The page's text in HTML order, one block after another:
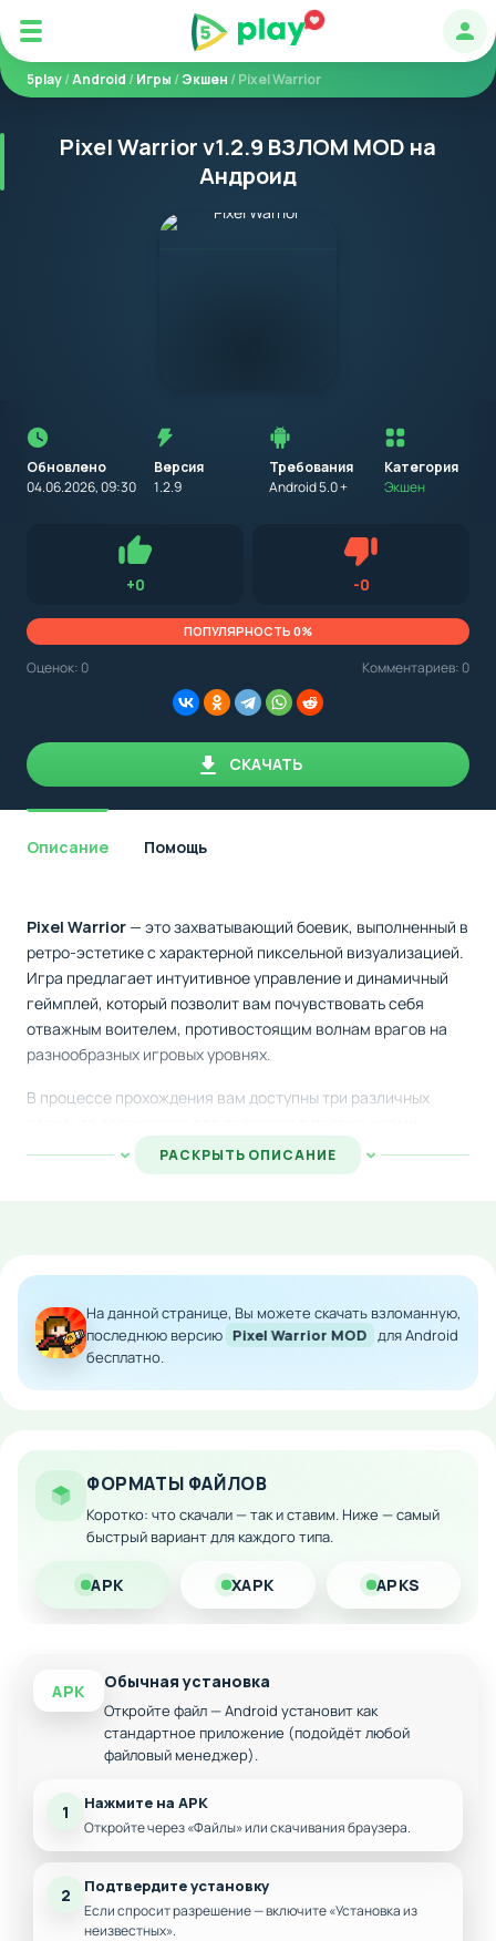
5play/Android /Игры /Экшен / Pixel Warrior
Pixel Warrior v1.2.9 ВЗЛОМ MOD на
Андроид
Обновлено
04.06.2026, 09:30
Версия
1.2.9
Требования
Android 5.0 +
установкой
приложения
на
устройство
с
указываем
минимальные
необходимые
Категория
Экшен
обращать внимание на установленную версию Android
OS. Мы указываем минимально необходимую версию для
+0Нравится -0Не нравится
ПОПУЛЯРНОСТЬ 0%
Оценок: 0 Комментариев: 0
СКАЧАТЬ
Описание Помощь
Pixel Warrior— это захватывающий боевик, выполненный в
ретро-эстетике с характерной пиксельной визуализацией.
Игра предлагает интуитивное управление и динамичный
геймплей, который позволит вам почувствовать себя
отважным воителем, противостоящим волнам врагов на
разнообразных игровых уровнях.
В процессе прохождения вам доступны три различных
Кроме того, во время боёв с враждебными существами и
могущественными боссами вы можете активировать
Безлимитное количество денежных средств
Мгновенное пополнение ресурсов в игре
Скачайте модифицированную версию Pixel Warrior на
Android прямо сейчас и испытайте полное удовольствие от
ретро-экшена без финансовых препятствий!
РАСКРЫТЬ ОПИСАНИЕ
На данной странице, Вы можете скачать взломанную,
последнюю версию Pixel Warrior MOD для Android
бесплатно.
ФОРМАТЫ ФАЙЛОВ
Коротко: что скачали — так и ставим. Ниже — самый
быстрый вариант для каждого типа.
APK XAPK APKS
APK Обычная установка
Откройте файл — Android установит как
стандартное приложение (подойдёт любой
файловый менеджер).
1 Нажмите на APK
Откройте через «Файлы» или скачивания браузера.
2 Подтвердите установку
Если спросит разрешение — включите «Установка из
неизвестных».